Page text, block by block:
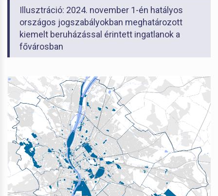
Illusztráció: 2024. november 1-én hatályos
országos jogszabályokban meghatározott
kiemelt beruházással érintett ingatlanok a
fővárosban